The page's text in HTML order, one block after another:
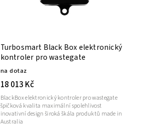
Turbosmart Black Box elektronický
kontroler pro wastegate
na dotaz
18 013 Kč
BlackBox elektronický kontroler pro wastegate
špičková kvalita maximální spolehlivost
inovativní design široká škála produktů made in
Australia